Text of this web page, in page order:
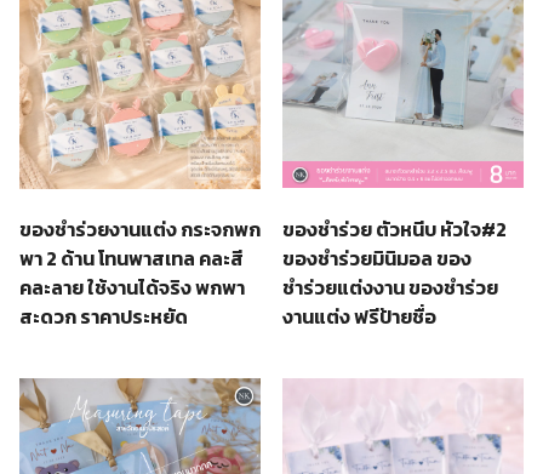
ของชำร่วยงานแต่ง กระจกพก
พา 2 ด้าน โทนพาสเทล คละสี
คละลาย ใช้งานได้จริง พกพา
สะดวก ราคาประหยัด
ของชำร่วย ตัวหนีบ หัวใจ#2
ของชําร่วยมินิมอล ของ
ชำร่วยแต่งงาน ของชำร่วย
งานแต่ง ฟรีป้ายชื่อ